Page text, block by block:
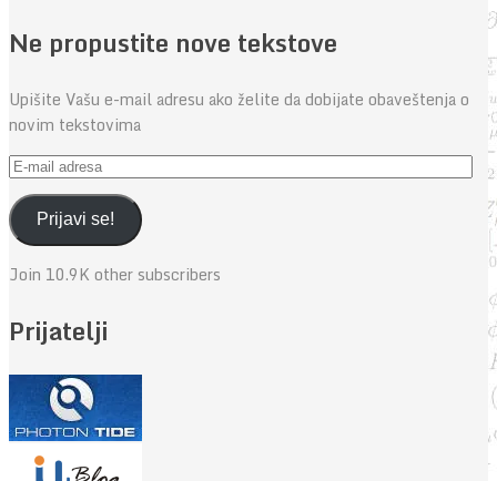
Ne propustite nove tekstove
Upišite Vašu e-mail adresu ako želite da dobijate obaveštenja o
novim tekstovima
E-
mail
adresaPrijavi se!
Join 10.9K other subscribers
Prijatelji